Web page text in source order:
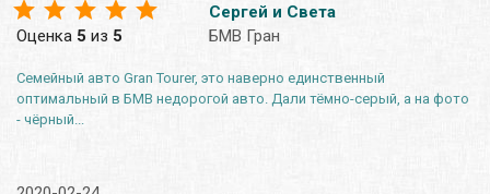
Оценка 5 из 5
Сергей и Света
БМВ Гран
Семейный авто Gran Tourer, это наверно единственный
оптимальный в БМВ недорогой авто. Дали тёмно-серый, а на фото
- чёрный...